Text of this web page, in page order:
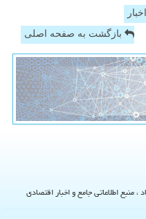
بازگشت به صفحه اصلی
منبع اطلاعاتی جامع و اخبار اقتصادی